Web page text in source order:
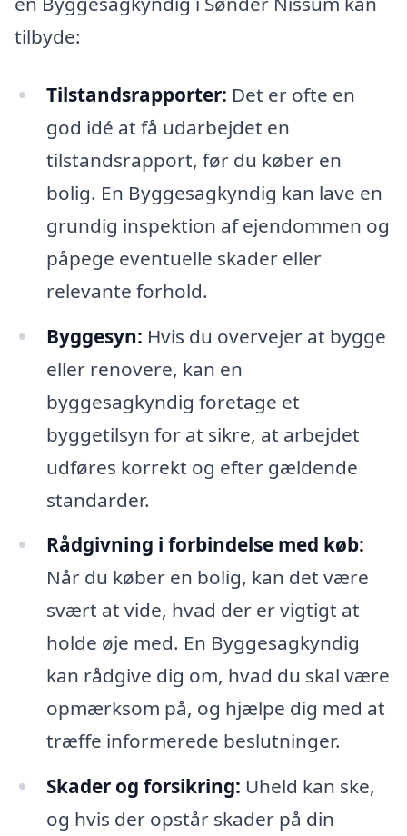
tilbyde:
Tilstandsrapporter: Det er ofte en
god idé at få udarbejdet en
tilstandsrapport, før du køber en
bolig. En Byggesagkyndig kan lave en
grundig inspektion af ejendommen og
påpege eventuelle skader eller
relevante forhold.
Byggesyn: Hvis du overvejer at bygge
eller renovere, kan en
byggesagkyndig foretage et
byggetilsyn for at sikre, at arbejdet
udføres korrekt og efter gældende
standarder.
Rådgivning i forbindelse med køb:
Når du køber en bolig, kan det være
svært at vide, hvad der er vigtigt at
holde øje med. En Byggesagkyndig
kan rådgive dig om, hvad du skal være
opmærksom på, og hjælpe dig med at
træffe informerede beslutninger.
Skader og forsikring: Uheld kan ske,
og hvis der opstår skader på din